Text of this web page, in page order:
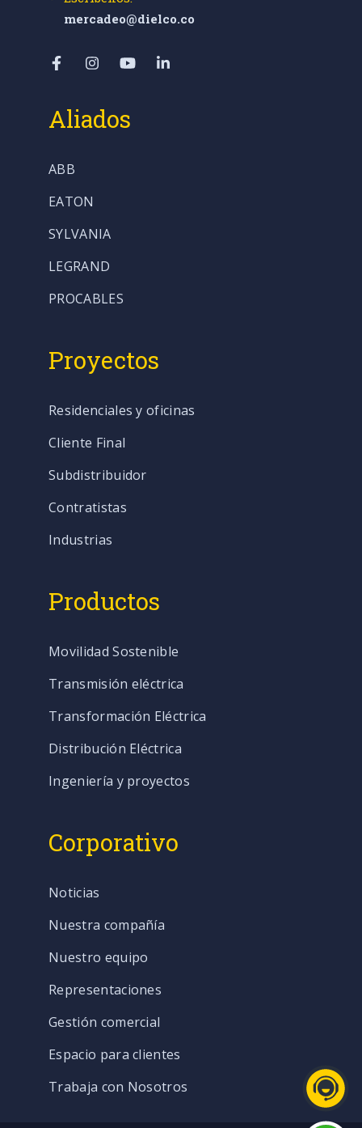
mercadeo@dielco.co
Aliados
ABB
EATON
SYLVANIA
LEGRAND
PROCABLES
Proyectos
Residenciales y oficinas
Cliente Final
Subdistribuidor
Contratistas
Industrias
Productos
Movilidad Sostenible
Transmisión eléctrica
Transformación Eléctrica
Distribución Eléctrica
Ingeniería y proyectos
Corporativo
Noticias
Nuestra compañía
Nuestro equipo
Representaciones
Gestión comercial
Espacio para clientes
Trabaja con Nosotros